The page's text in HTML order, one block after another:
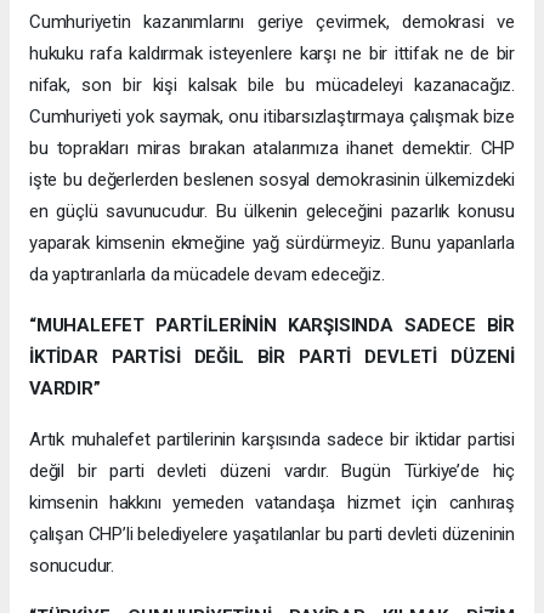
Cumhuriyetin kazanımlarını geriye çevirmek, demokrasi ve
hukuku rafa kaldırmak isteyenlere karşı ne bir ittifak ne de bir
nifak, son bir kişi kalsak bile bu mücadeleyi kazanacağız.
Cumhuriyeti yok saymak, onu itibarsızlaştırmaya çalışmak bize
bu toprakları miras bırakan atalarımıza ihanet demektir. CHP
işte bu değerlerden beslenen sosyal demokrasinin ülkemizdeki
en güçlü savunucudur. Bu ülkenin geleceğini pazarlık konusu
yaparak kimsenin ekmeğine yağ sürdürmeyiz. Bunu yapanlarla
da yaptıranlarla da mücadele devam edeceğiz.
“MUHALEFET PARTİLERİNİN KARŞISINDA SADECE BİR
İKTİDAR PARTİSİ DEĞİL BİR PARTİ DEVLETİ DÜZENİ
VARDIR”
Artık muhalefet partilerinin karşısında sadece bir iktidar partisi
değil bir parti devleti düzeni vardır. Bugün Türkiye’de hiç
kimsenin hakkını yemeden vatandaşa hizmet için canhıraş
çalışan CHP’li belediyelere yaşatılanlar bu parti devleti düzeninin
sonucudur.